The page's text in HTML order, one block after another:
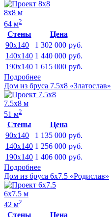
8х8 м
64 м2
Стены
Цена
90x140
1 302 000 руб.
140x140 1 440 000 руб.
190x140 1 615 000 руб.
Подробнее
Дом из бруса 7.5х8 «Златослав»
7.5х8 м
51 м2
Стены
Цена
90x140
1 135 000 руб.
140x140 1 256 000 руб.
190x140 1 406 000 руб.
Подробнее
Дом из бруса 6х7.5 «Родислав»
6х7.5 м
42 м2
Стены Цена